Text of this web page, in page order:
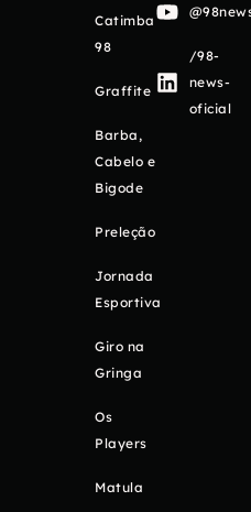
Catimba
98
Graffite
Barba,
Cabelo e
Bigode
Preleção
Jornada
Esportiva
Giro na
Gringa
Os
Players
Matula
/98-
news-
oficial